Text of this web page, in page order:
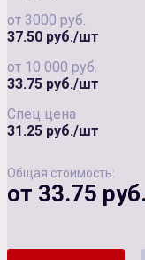
от 3000 руб.
37.50 руб./шт
от 10 000 руб.
33.75 руб./шт
Спец цена
31.25 руб./шт
Общая стоимость:
от 33.75 руб.